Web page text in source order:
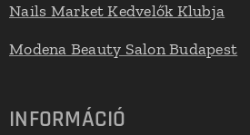
Nails Market Kedvelők Klubja
Modena Beauty Salon Budapest
INFORMÁCIÓ